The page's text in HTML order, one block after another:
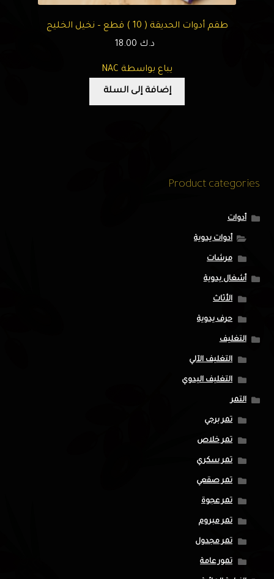
طقم أدوات الحديقة ( 10 ) قطع – نخيل الخليج
د.ك
يباع بواسطة NAC
إضافة إلى السلة
Product categories
أدوات
أدوات يدوية
مرشات
أشغال يدوية
الأثاث
حرف يدوية
التغليف
التغليف الآلي
التغليف اليدوي
التمر
تمر برحي
تمر خلاص
تمر سكري
تمر صقعي
تمر عجوة
تمر مبروم
تمر مجدول
تمور عامة